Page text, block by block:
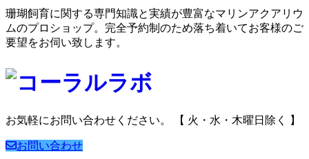
珊瑚飼育に関する専門知識と実績が豊富なマリンアクアリウ
ムのプロショップ。完全予約制のため落ち着いてお客様のご
要望をお伺い致します。
お気軽にお問い合わせください。 【 火・水・木曜日除く 】
お問い合わせ